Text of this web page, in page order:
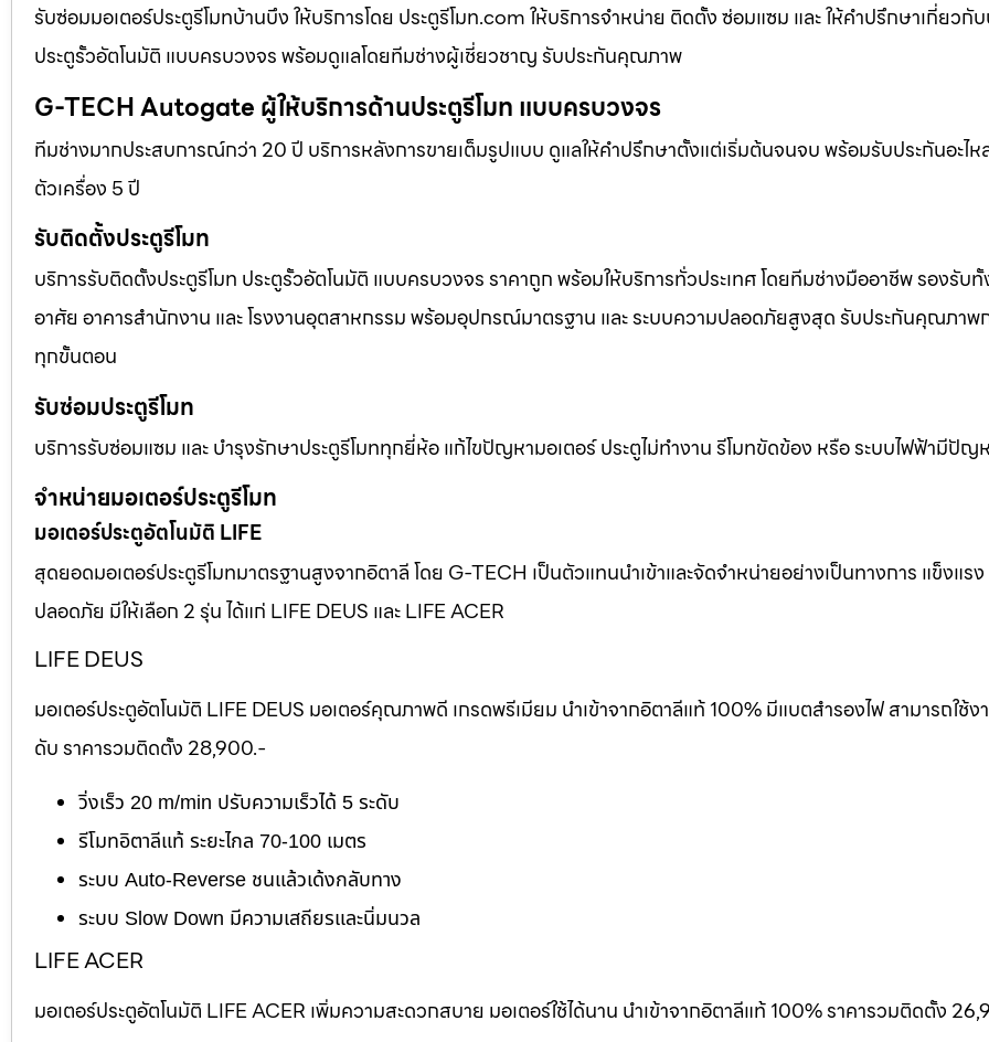
รับซ่อมมอเตอร์ประตูรีโมทบ้านบึง ให้บริการโดย ประตูรีโมท.com ให้บริการจำหน่าย ติดตั้ง ซ่อมแซม และ ให้คำปรึกษาเกี่ยวกับ
ประตูรั้วอัตโนมัติ แบบครบวงจร พร้อมดูแลโดยทีมช่างผู้เชี่ยวชาญ รับประกันคุณภาพ
G-TECH Autogate ผู้ให้บริการด้านประตูรีโมท แบบครบวงจร
ทีมช่างมากประสบการณ์กว่า 20 ปี บริการหลังการขายเต็มรูปแบบ ดูแลให้คำปรึกษาตั้งแต่เริ่มต้นจนจบ พร้อมรับประกันอะไห
ตัวเครื่อง 5 ปี
รับติดตั้งประตูรีโมท
บริการรับติดตั้งประตูรีโมท ประตูรั้วอัตโนมัติ แบบครบวงจร ราคาถูก พร้อมให้บริการทั่วประเทศ โดยทีมช่างมืออาชีพ รองรับ
อาศัย อาคารสำนักงาน และ โรงงานอุตสาหกรรม พร้อมอุปกรณ์มาตรฐาน และ ระบบความปลอดภัยสูงสุด รับประกันคุณภาพ
ทุกขั้นตอน
รับซ่อมประตูรีโมท
บริการรับซ่อมแซม และ บำรุงรักษาประตูรีโมททุกยี่ห้อ แก้ไขปัญหามอเตอร์ ประตูไม่ทำงาน รีโมทขัดข้อง หรือ ระบบไฟฟ้ามีปัญ
จำหน่ายมอเตอร์ประตูรีโมท
มอเตอร์ประตูอัตโนมัติ LIFE
สุดยอดมอเตอร์ประตูรีโมทมาตรฐานสูงจากอิตาลี โดย G-TECH เป็นตัวแทนนำเข้าและจัดจำหน่ายอย่างเป็นทางการ แข็งแร
ปลอดภัย มีให้เลือก 2 รุ่น ได้แก่ LIFE DEUS และ LIFE ACER
LIFE DEUS
มอเตอร์ประตูอัตโนมัติ LIFE DEUS มอเตอร์คุณภาพดี เกรดพรีเมียม นำเข้าจากอิตาลีแท้ 100% มีแบตสำรองไฟ สามารถใช้ง
ดับ ราคารวมติดตั้ง 28,900.-
วิ่งเร็ว 20 m/min ปรับความเร็วได้ 5 ระดับ
รีโมทอิตาลีแท้ ระยะไกล 70-100 เมตร
ระบบ Auto-Reverse ชนแล้วเด้งกลับทาง
ระบบ Slow Down มีความเสถียรและนิ่มนวล
LIFE ACER
มอเตอร์ประตูอัตโนมัติ LIFE ACER เพิ่มความสะดวกสบาย มอเตอร์ใช้ได้นาน นำเข้าจากอิตาลีแท้ 100% ราคารวมติดตั้ง